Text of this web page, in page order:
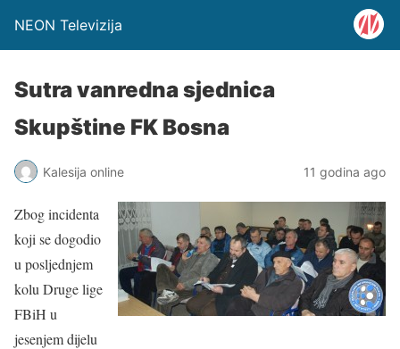
NEON Televizija
Sutra vanredna sjednica
Skupštine FK Bosna
Kalesija online 11 godina ago
Zbog incidenta
koji se dogodio
u posljednjem
kolu Druge lige
FBiH u
jesenjem dijelu